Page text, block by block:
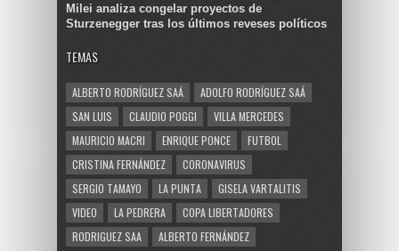
Milei analiza congelar proyectos de
Sturzenegger tras los últimos reveses políticos
TEMAS
ALBERTO RODRÍGUEZ SAÁ
ADOLFO RODRÍGUEZ SAÁ
SAN LUIS
CLAUDIO POGGI
VILLA MERCEDES
MAURICIO MACRI
ENRIQUE PONCE
FUTBOL
CRISTINA FERNÁNDEZ
CORONAVIRUS
SERGIO TAMAYO
LA PUNTA
GISELA VARTALITIS
VIDEO
LA PEDRERA
COPA LIBERTADORES
RODRIGUEZ SAA
ALBERTO FERNÁNDEZ